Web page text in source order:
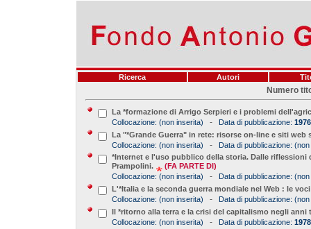
Ricerca Autori
Numero
La *formazione di Arrigo Serpieri e i problemi
Collocazione: (non inserita) - Data di pubblicazione: 1976
La "*Grande Guerra" in rete: risorse on-line e siti
Collocazione: (non inserita) - Data di pubblicazione: (non
*Internet e l'uso pubblico della storia. Dalle
Prampolini.
(FA PARTE DI)
Collocazione: (non inserita) - Data di pubblicazione: (non
L'*Italia e la seconda guerra mondiale nel Web : le
Collocazione: (non inserita) - Data di pubblicazione: (non
Il *ritorno alla terra e la crisi del capitalismo negli
Collocazione: (non inserita) - Data di pubblicazione: 1978